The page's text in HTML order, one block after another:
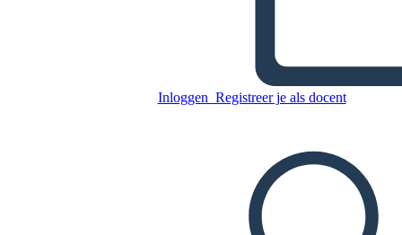
Inloggen Registreer je als docent
Kopieer dit Storyboard
DIAVOORSTELLING AFSPELEN
LEES MIJ VOOR